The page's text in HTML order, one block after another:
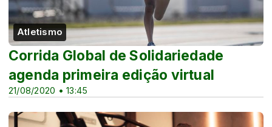
Atletismo
21/08/2020 • 13:45
Corrida Global de Solidariedade
agenda primeira edição virtual